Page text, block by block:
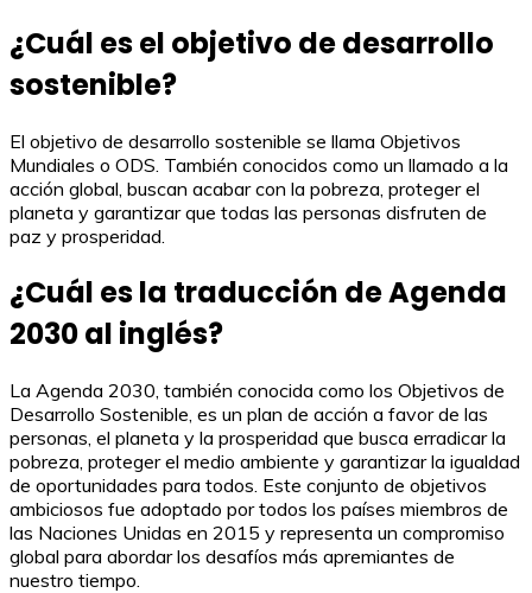
¿Cuál es el objetivo de desarrollo
sostenible?
El objetivo de desarrollo sostenible se llama Objetivos
Mundiales o ODS. También conocidos como un llamado a la
acción global, buscan acabar con la pobreza, proteger el
planeta y garantizar que todas las personas disfruten de
paz y prosperidad.
¿Cuál es la traducción de Agenda
2030 al inglés?
La Agenda 2030, también conocida como los Objetivos de
Desarrollo Sostenible, es un plan de acción a favor de las
personas, el planeta y la prosperidad que busca erradicar la
pobreza, proteger el medio ambiente y garantizar la igualdad
de oportunidades para todos. Este conjunto de objetivos
ambiciosos fue adoptado por todos los países miembros de
las Naciones Unidas en 2015 y representa un compromiso
global para abordar los desafíos más apremiantes de
nuestro tiempo.